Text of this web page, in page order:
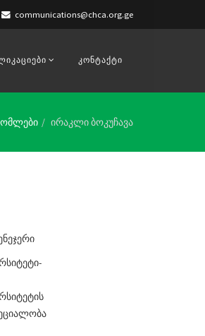
communications@chca.org.ge
ᲙᲝᲜᲢᲐᲥᲢᲘ
ირაკლი ბოკუჩავა